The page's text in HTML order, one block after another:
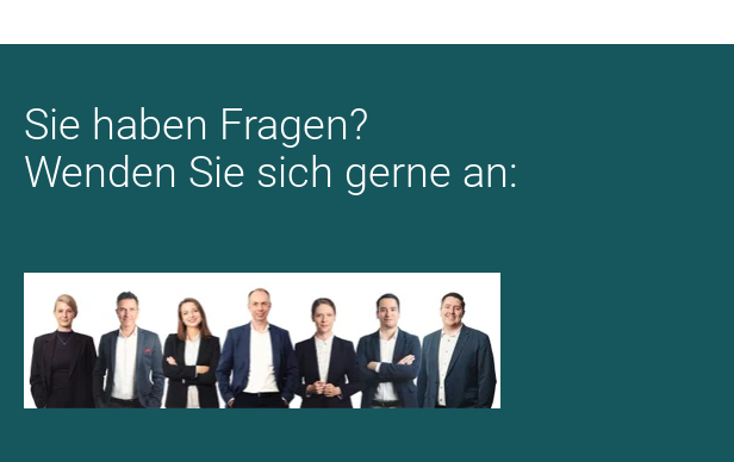
Sie haben Fragen?
Wenden Sie sich gerne an: